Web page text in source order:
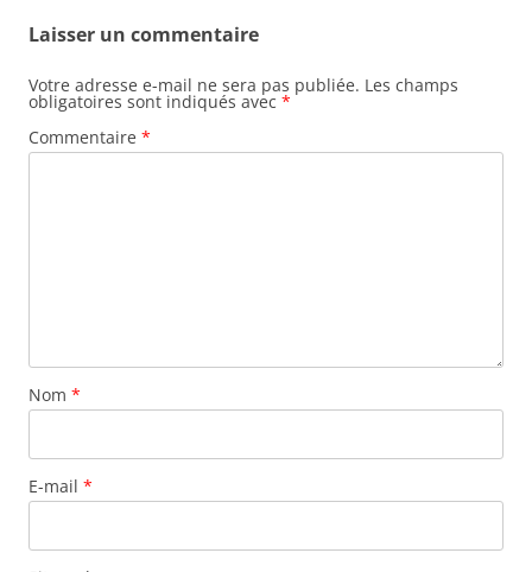
Laisser un commentaire
Votre adresse e-mail ne sera pas publiée. Les champs
obligatoires sont indiqués avec *
Commentaire *
Nom *
E-mail *